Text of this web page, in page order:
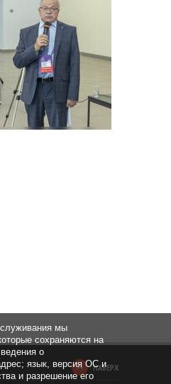
НАВЕРХ
мы
сохраняются на
о
язык, версия ОС и
и разрешение его